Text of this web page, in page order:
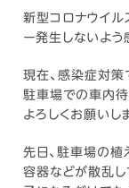
新型コロナウイル
ー発生しないよう
現在、感染症対策
駐車場での車内
よろしくお願いし
先日、駐車場の植
容器などが散乱し